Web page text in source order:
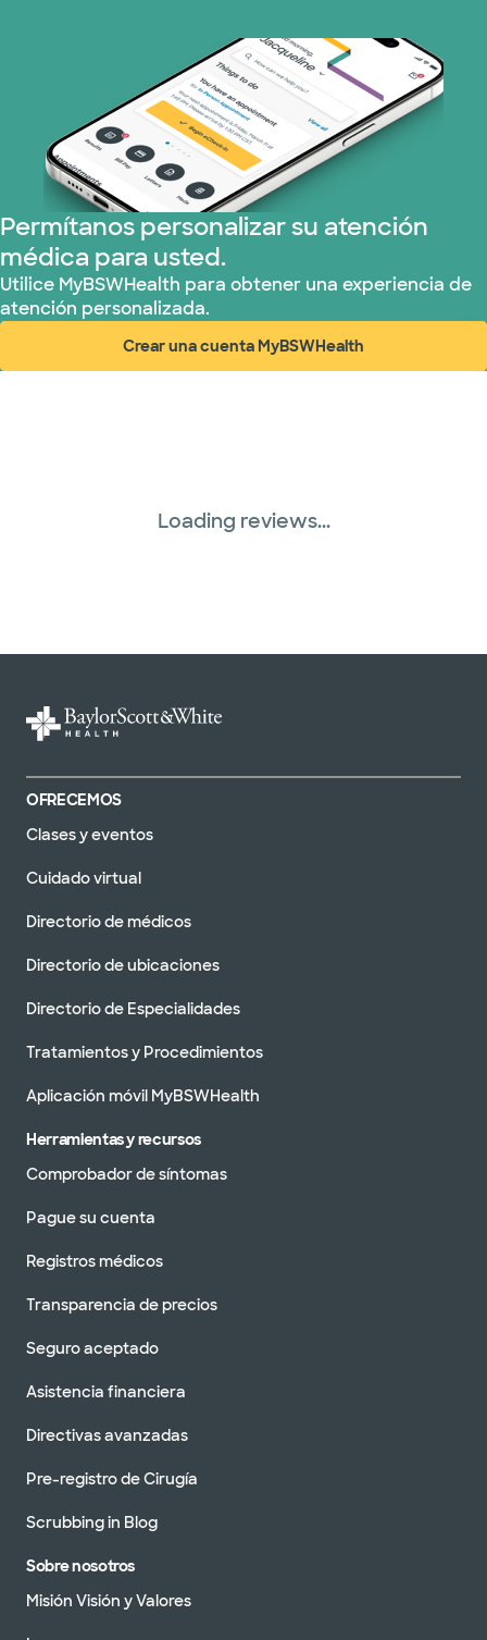
Permítanos personalizar su atención
médica para usted.
Utilice MyBSWHealth para obtener una experiencia de
atención personalizada.
Crear una cuenta MyBSWHealth
(abre en ventana nueva)
Loading reviews...
OFRECEMOS
Clases y eventos
Cuidado virtual
Directorio de médicos
Directorio de ubicaciones
Directorio de Especialidades
Tratamientos y Procedimientos
Aplicación móvil MyBSWHealth
Herramientas y recursos
Comprobador de síntomas
Pague su cuenta
Registros médicos
Transparencia de precios
Seguro aceptado
Asistencia financiera
Directivas avanzadas
Pre-registro de Cirugía
Scrubbing in Blog
Sobre nosotros
Misión Visión y Valores